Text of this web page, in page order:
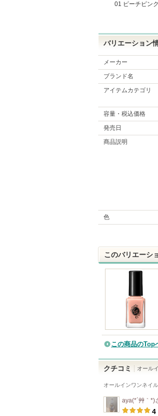
01 ピーチピンク
バリエーション
メーカー
ブランド名
アイテムカテゴリ
容量・税込価格
発売日
商品説明
色
このバリエーシ
この商品のTop
クチコミ オール
オールインワンネイ
aya(*´艸｀*)
4